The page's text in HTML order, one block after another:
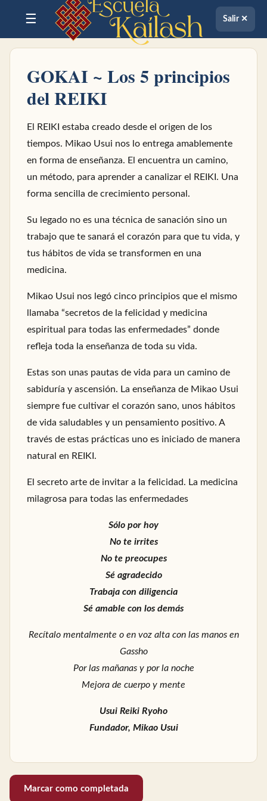
☰ Salir ✕
GOKAI ~ Los 5 principios
del REIKI
El REIKI estaba creado desde el origen de los
tiempos. Mikao Usui nos lo entrega amablemente
en forma de enseñanza. El encuentra un camino,
un método, para aprender a canalizar el REIKI. Una
forma sencilla de crecimiento personal.
Su legado no es una técnica de sanación sino un
trabajo que te sanará el corazón para que tu vida, y
tus hábitos de vida se transformen en una
medicina.
Mikao Usui nos legó cinco principios que el mismo
llamaba “secretos de la felicidad y medicina
espiritual para todas las enfermedades” donde
refleja toda la enseñanza de toda su vida.
Estas son unas pautas de vida para un camino de
sabiduría y ascensión. La enseñanza de Mikao Usui
siempre fue cultivar el corazón sano, unos hábitos
de vida saludables y un pensamiento positivo. A
través de estas prácticas uno es iniciado de manera
natural en REIKI.
El secreto arte de invitar a la felicidad. La medicina
milagrosa para todas las enfermedades
Sólo por hoy
No te irrites
No te preocupes
Sé agradecido
Trabaja con diligencia
Sé amable con los demás
Recítalo mentalmente o en voz alta con las manos en
Gassho
Por las mañanas y por la noche
Mejora de cuerpo y mente
Usui Reiki Ryoho
Fundador, Mikao Usui
Marcar como completada